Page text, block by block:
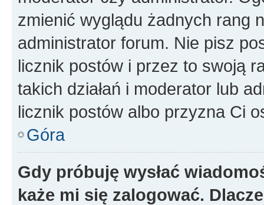
zmienić wyglądu żadnych rang
administrator forum. Nie pisz
licznik postów i przez to swoją
takich działań i moderator lub
licznik postów albo przyzna Ci
Góra
Gdy próbuję wysłać
każe mi się zalogować.